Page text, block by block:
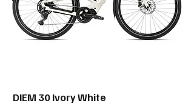
DIEM 30 Ivory White